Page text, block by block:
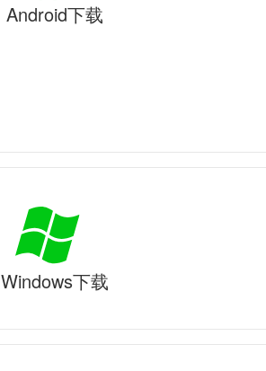
Android下载
Windows下载